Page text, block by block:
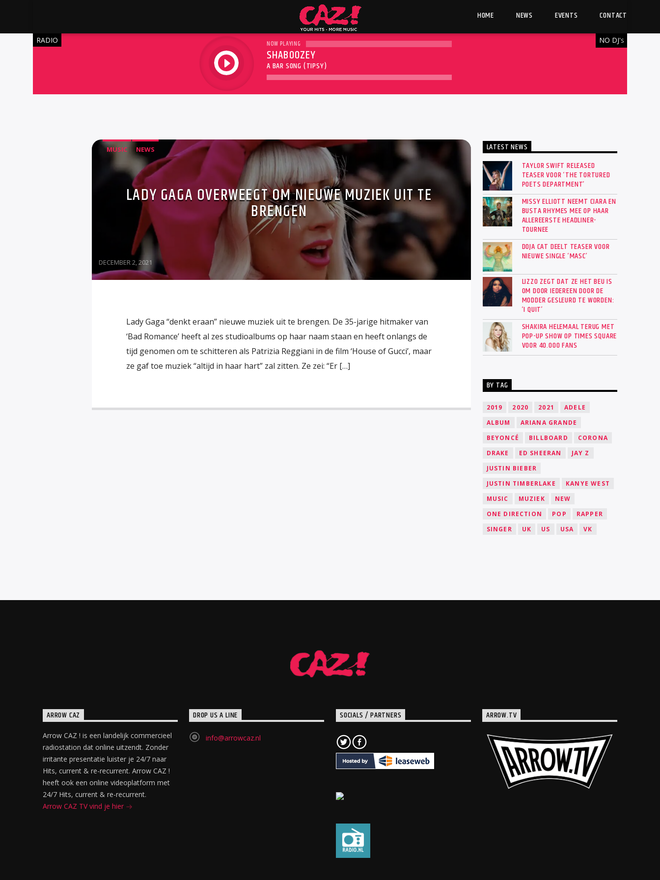
HOME NEWS EVENTS CONTACT
RADIO
play
NO DJ'S
NOW PLAYING
SHABOOZEY
A BAR SONG (TIPSY)
MUSIC NEWS
LADY GAGA OVERWEEGT OM NIEUWE MUZIEK UIT TE
BRENGEN
DECEMBER 2, 2021
Lady Gaga “denkt eraan” nieuwe muziek uit te brengen. De 35-jarige hitmaker van
‘Bad Romance’ heeft al zes studioalbums op haar naam staan en heeft onlangs de
tijd genomen om te schitteren als Patrizia Reggiani in de film ‘House of Gucci’, maar
ze gaf toe muziek “altijd in haar hart” zal zitten. Ze zei: “Er […]
LATEST NEWS
TAYLOR SWIFT RELEASED
TEASER VOOR ‘THE TORTURED
POETS DEPARTMENT’
MISSY ELLIOTT NEEMT CIARA EN
BUSTA RHYMES MEE OP HAAR
ALLEREERSTE HEADLINER-
TOURNEE
DOJA CAT DEELT TEASER VOOR
NIEUWE SINGLE ‘MASC’
LIZZO ZEGT DAT ZE HET BEU IS
OM DOOR IEDEREEN DOOR DE
MODDER GESLEURD TE WORDEN:
‘I QUIT’
SHAKIRA HELEMAAL TERUG MET
POP-UP SHOW OP TIMES SQUARE
VOOR 40.000 FANS
BY TAG
2019 2020 2021
ADELE
ALBUM
ARIANA GRANDE
BEYONCÉ
BILLBOARD
CORONA
DRAKE
ED SHEERAN
JAY Z
JUSTIN BIEBER
JUSTIN TIMBERLAKE
KANYE WEST
MUSIC
MUZIEK
NEW
ONE DIRECTION
POP
RAPPER
SINGER
UK US USA VK
ARROW CAZ
Arrow CAZ ! is een landelijk commercieel
radiostation dat online uitzendt. Zonder
irritante presentatie luister je 24/7 naar
Hits, current & re-recurrent. Arrow CAZ !
heeft ook een online videoplatform met
24/7 Hits, current & re-recurrent.
Arrow CAZ TV vind je hier
DROP US A LINE
info@arrowcaz.nl
SOCIALS / PARTNERS ARROW.TV